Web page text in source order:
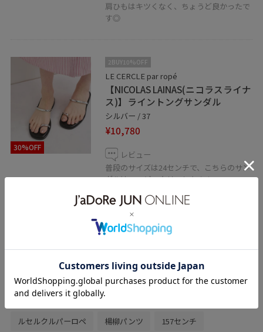
肩ひもはキツくなく、ちょうど良かったで
す◎
30%OFF
2BUY10%OFF
LE CERCLE par ropé
【NICOLAS LAINAS(ニコラスライナ
ス)】ライントングサンダル
シルバー / 37
¥10,780
レビュー
普段のサイズは24センチで、こちらのサン
ダルは37でピッタリでした！！
抜け感があり、メタルモチーフが足元を華
やかに見せてくれます。
カジュアルにも綺麗めにも合わせていただ
けます。
LE CERCLE par ropé
ルセルクルパーロペ 楊柳パンツ 157センチ